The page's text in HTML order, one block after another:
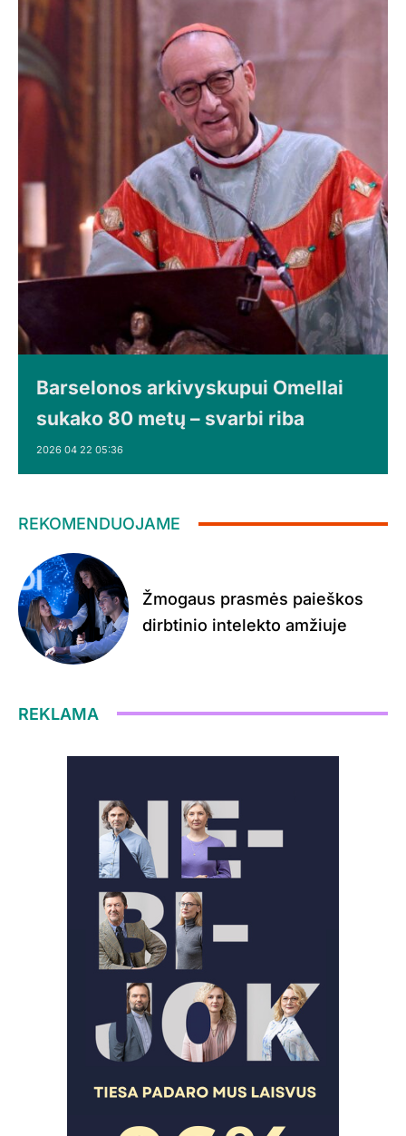
Barselonos arkivyskupui Omellai
sukako 80 metų – svarbi riba
2026 04 22 05:36
REKOMENDUOJAME
Žmogaus prasmės paieškos
dirbtinio intelekto amžiuje
REKLAMA